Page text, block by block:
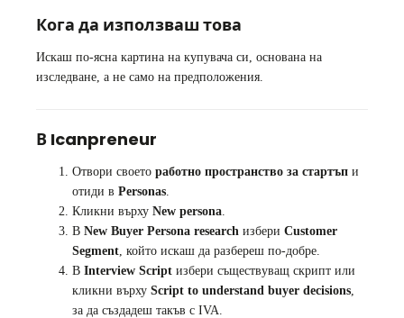
Кога да използваш това
Искаш по-ясна картина на купувача си, основана на
изследване, а не само на предположения.
В Icanpreneur
Отвори своето работно пространство за стартъп и
отиди в Personas
Кликни върху New persona
В New Buyer Persona research избери Customer
Segment , който искаш да разбереш по-добре.
В Interview Script избери съществуващ скрипт или
кликни върху Script to understand buyer decisions
за да създадеш такъв с IVA.